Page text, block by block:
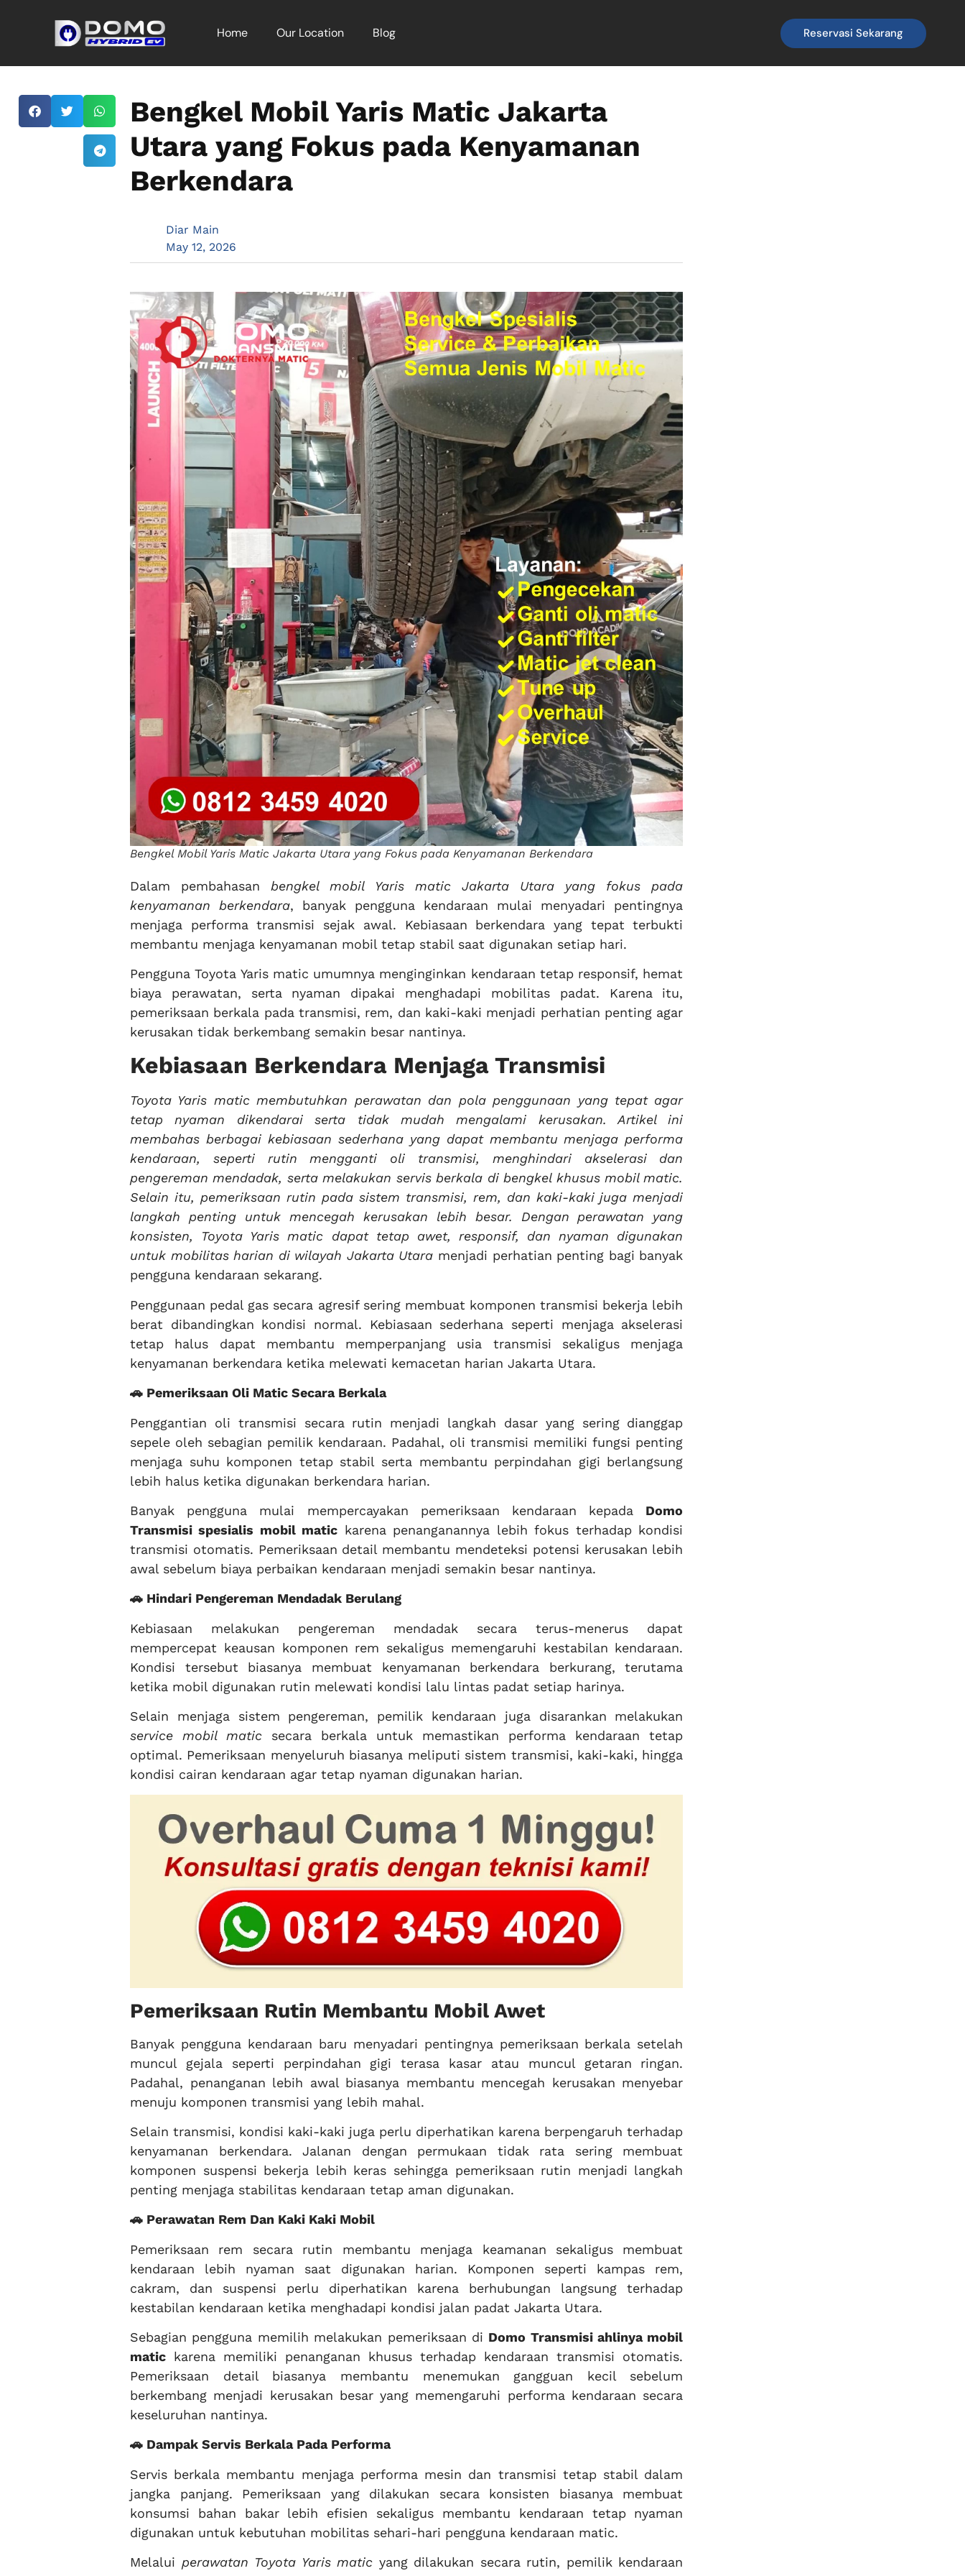
Home Our Location Blog Reservasi Sekarang
Bengkel Mobil Yaris Matic Jakarta
Utara yang Fokus pada Kenyamanan
Berkendara
Diar Main
May 12, 2026
Bengkel Mobil Yaris Matic Jakarta Utara yang Fokus pada Kenyamanan Berkendara
Dalam pembahasan bengkel mobil Yaris matic Jakarta Utara yang fokus pada
kenyamanan berkendara, banyak pengguna kendaraan mulai menyadari pentingnya
menjaga performa transmisi sejak awal. Kebiasaan berkendara yang tepat terbukti
membantu menjaga kenyamanan mobil tetap stabil saat digunakan setiap hari.
Pengguna Toyota Yaris matic umumnya menginginkan kendaraan tetap responsif, hemat
biaya perawatan, serta nyaman dipakai menghadapi mobilitas padat. Karena itu,
pemeriksaan berkala pada transmisi, rem, dan kaki-kaki menjadi perhatian penting agar
kerusakan tidak berkembang semakin besar nantinya.
Kebiasaan Berkendara Menjaga Transmisi
Toyota Yaris matic membutuhkan perawatan dan pola penggunaan yang tepat agar
tetap nyaman dikendarai serta tidak mudah mengalami kerusakan. Artikel ini
membahas berbagai kebiasaan sederhana yang dapat membantu menjaga performa
kendaraan, seperti rutin mengganti oli transmisi, menghindari akselerasi dan
pengereman mendadak, serta melakukan servis berkala di bengkel khusus mobil matic.
Selain itu, pemeriksaan rutin pada sistem transmisi, rem, dan kaki-kaki juga menjadi
langkah penting untuk mencegah kerusakan lebih besar. Dengan perawatan yang
konsisten, Toyota Yaris matic dapat tetap awet, responsif, dan nyaman digunakan
untuk mobilitas harian di wilayah Jakarta Utara menjadi perhatian penting bagi banyak
pengguna kendaraan sekarang.
Penggunaan pedal gas secara agresif sering membuat komponen transmisi bekerja lebih
berat dibandingkan kondisi normal. Kebiasaan sederhana seperti menjaga akselerasi
tetap halus dapat membantu memperpanjang usia transmisi sekaligus menjaga
kenyamanan berkendara ketika melewati kemacetan harian Jakarta Utara.
🚗 Pemeriksaan Oli Matic Secara Berkala
Penggantian oli transmisi secara rutin menjadi langkah dasar yang sering dianggap
sepele oleh sebagian pemilik kendaraan. Padahal, oli transmisi memiliki fungsi penting
menjaga suhu komponen tetap stabil serta membantu perpindahan gigi berlangsung
lebih halus ketika digunakan berkendara harian.
Banyak pengguna mulai mempercayakan pemeriksaan kendaraan kepada Domo
Transmisi spesialis mobil matic karena penanganannya lebih fokus terhadap kondisi
transmisi otomatis. Pemeriksaan detail membantu mendeteksi potensi kerusakan lebih
awal sebelum biaya perbaikan kendaraan menjadi semakin besar nantinya.
🚗 Hindari Pengereman Mendadak Berulang
Kebiasaan melakukan pengereman mendadak secara terus-menerus dapat
mempercepat keausan komponen rem sekaligus memengaruhi kestabilan kendaraan.
Kondisi tersebut biasanya membuat kenyamanan berkendara berkurang, terutama
ketika mobil digunakan rutin melewati kondisi lalu lintas padat setiap harinya.
Selain menjaga sistem pengereman, pemilik kendaraan juga disarankan melakukan
service mobil matic secara berkala untuk memastikan performa kendaraan tetap
optimal. Pemeriksaan menyeluruh biasanya meliputi sistem transmisi, kaki-kaki, hingga
kondisi cairan kendaraan agar tetap nyaman digunakan harian.
Pemeriksaan Rutin Membantu Mobil Awet
Banyak pengguna kendaraan baru menyadari pentingnya pemeriksaan berkala setelah
muncul gejala seperti perpindahan gigi terasa kasar atau muncul getaran ringan.
Padahal, penanganan lebih awal biasanya membantu mencegah kerusakan menyebar
menuju komponen transmisi yang lebih mahal.
Selain transmisi, kondisi kaki-kaki juga perlu diperhatikan karena berpengaruh terhadap
kenyamanan berkendara. Jalanan dengan permukaan tidak rata sering membuat
komponen suspensi bekerja lebih keras sehingga pemeriksaan rutin menjadi langkah
penting menjaga stabilitas kendaraan tetap aman digunakan.
🚗 Perawatan Rem Dan Kaki Kaki Mobil
Pemeriksaan rem secara rutin membantu menjaga keamanan sekaligus membuat
kendaraan lebih nyaman saat digunakan harian. Komponen seperti kampas rem,
cakram, dan suspensi perlu diperhatikan karena berhubungan langsung terhadap
kestabilan kendaraan ketika menghadapi kondisi jalan padat Jakarta Utara.
Sebagian pengguna memilih melakukan pemeriksaan di Domo Transmisi ahlinya mobil
matic karena memiliki penanganan khusus terhadap kendaraan transmisi otomatis.
Pemeriksaan detail biasanya membantu menemukan gangguan kecil sebelum
berkembang menjadi kerusakan besar yang memengaruhi performa kendaraan secara
keseluruhan nantinya.
🚗 Dampak Servis Berkala Pada Performa
Servis berkala membantu menjaga performa mesin dan transmisi tetap stabil dalam
jangka panjang. Pemeriksaan yang dilakukan secara konsisten biasanya membuat
konsumsi bahan bakar lebih efisien sekaligus membantu kendaraan tetap nyaman
digunakan untuk kebutuhan mobilitas sehari-hari pengguna kendaraan matic.
Melalui perawatan Toyota Yaris matic yang dilakukan secara rutin, pemilik kendaraan